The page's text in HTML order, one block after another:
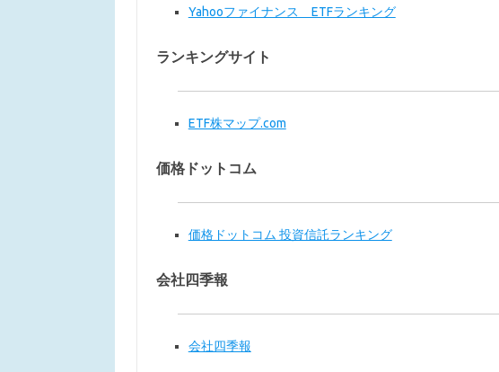
Yahooファイナンス ETFランキング
ランキングサイト
ETF株マップ.com
価格ドットコム
価格ドットコム 投資信託ランキング
会社四季報
会社四季報